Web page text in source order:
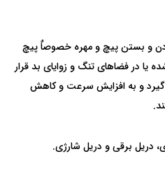
و بستن پیچ و مهره خصوصاٌ پیچ
یا در فضاهای تنگ و زوایای بد قرار
گیرد و به افزایش سرعت و کاهش
دریل برقی و دریل شارژی.